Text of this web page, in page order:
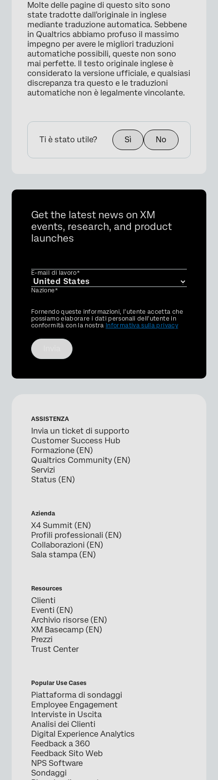
Molte delle pagine di questo sito sono
state tradotte dall'originale in inglese
mediante traduzione automatica. Sebbene
in Qualtrics abbiamo profuso il massimo
impegno per avere le migliori traduzioni
automatiche possibili, queste non sono
mai perfette. Il testo originale inglese è
considerato la versione ufficiale, e qualsiasi
discrepanza tra questo e le traduzioni
automatiche non è legalmente vincolante.
Ti è stato utile? Sì No
Get the latest news on XM
events, research, and product
launches
E-mail di lavoro*
Nazione*
Privacy
Optin
Fornendo queste informazioni, l'utente accetta che
possiamo elaborare i dati personali dell'utente in
conformità con la nostra Informativa sulla privacy
ASSISTENZA
Invia un ticket di supporto
Customer Success Hub
Formazione (EN)
Qualtrics Community (EN)
Servizi
Status (EN)
Azienda
X4 Summit (EN)
Profili professionali (EN)
Collaborazioni (EN)
Sala stampa (EN)
Resources
Clienti
Eventi (EN)
Archivio risorse (EN)
XM Basecamp (EN)
Prezzi
Trust Center
Popular Use Cases
Piattaforma di sondaggi
Employee Engagement
Interviste in Uscita
Analisi dei Clienti
Digital Experience Analytics
Feedback a 360
Feedback Sito Web
NPS Software
Sondaggi